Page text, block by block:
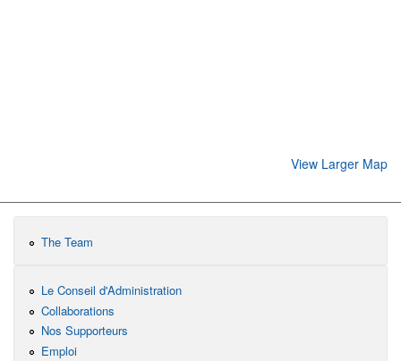
View Larger Map
The Team
Le Conseil d'Administration
Collaborations
Nos Supporteurs
Emploi